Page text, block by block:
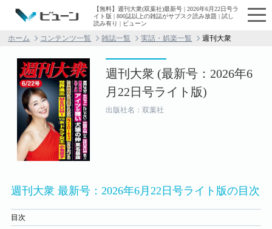
【無料】週刊大衆(双葉社)最新号 | 2026年6月22日号ラ
イト版 | 800誌以上の雑誌がサブスク読み放題 | 試し
読み有り | ビューン
ホーム コンテンツ一覧 雑誌一覧 実話・娯楽一覧 週刊大衆
週刊大衆 (最新号：2026年6
月22日号ライト版)
出版社名：双葉社
週刊大衆 最新号：2026年6月22日号ライト版の目次
目次